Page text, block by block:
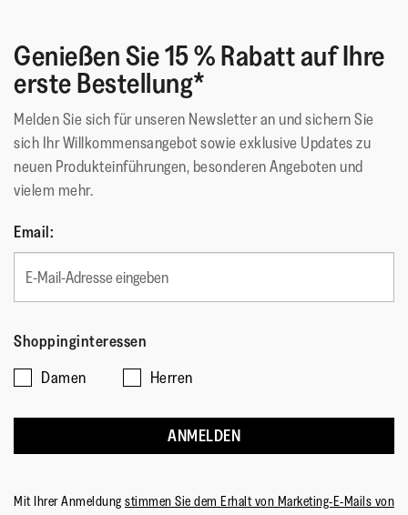
Obermaterial:
Polyester
Futtermaterial:
Antibakterielles Polyesternetz
Verschluss
Slip-On
Sohlen-Material
Rutschfester Gummi
Sohlentechnologie: IQushion
Genießen Sie 15 % Rabatt auf Ihre
erste Bestellung*
Melden Sie sich für unseren Newsletter an und sichern Sie
sich Ihr Willkommensangebot sowie exklusive Updates zu
neuen Produkteinführungen, besonderen Angeboten und
vielem mehr.
Email:
Shoppinginteressen
Damen
Herren
ANMELDEN
Mit Ihrer Anmeldung stimmen Sie dem Erhalt von Marketing-E-Mails von